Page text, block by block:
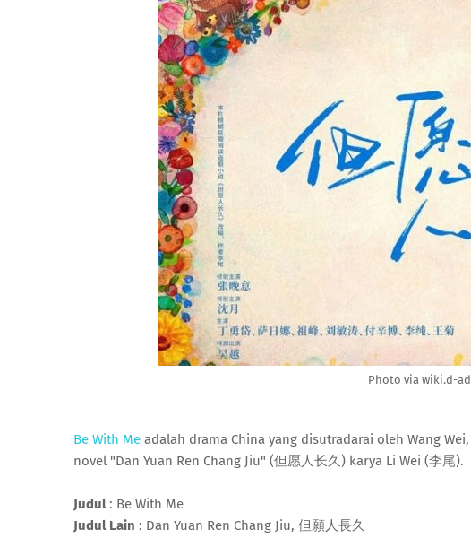
Photo via wiki.d-
Be With Me adalah drama China yang disutradarai oleh Wang
novel "Dan Yuan Ren Chang Jiu" (但愿人长久) karya Li Wei (李尾).
Judul: Be With Me
Judul Lain : Dan Yuan Ren Chang Jiu, 但願人長久